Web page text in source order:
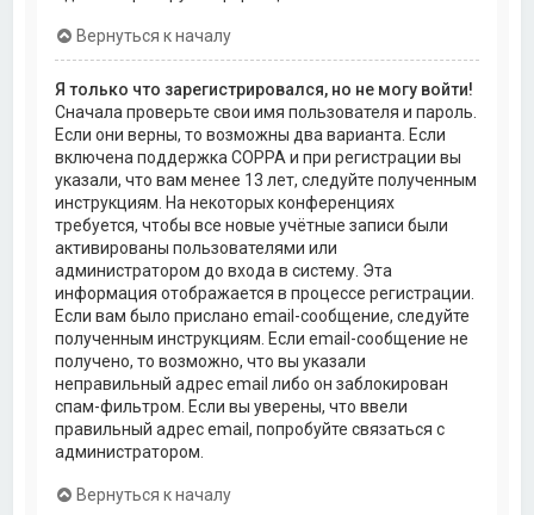
Вернуться к началу
Я только что зарегистрировался, но не могу войти!
Сначала проверьте свои имя пользователя и пароль.
Если они верны, то возможны два варианта. Если
включена поддержка COPPA и при регистрации вы
указали, что вам менее 13 лет, следуйте полученным
инструкциям. На некоторых конференциях
требуется, чтобы все новые учётные записи были
активированы пользователями или
администратором до входа в систему. Эта
информация отображается в процессе регистрации.
Если вам было прислано email-сообщение, следуйте
полученным инструкциям. Если email-сообщение не
получено, то возможно, что вы указали
неправильный адрес email либо он заблокирован
спам-фильтром. Если вы уверены, что ввели
правильный адрес email, попробуйте связаться с
администратором.
Вернуться к началу